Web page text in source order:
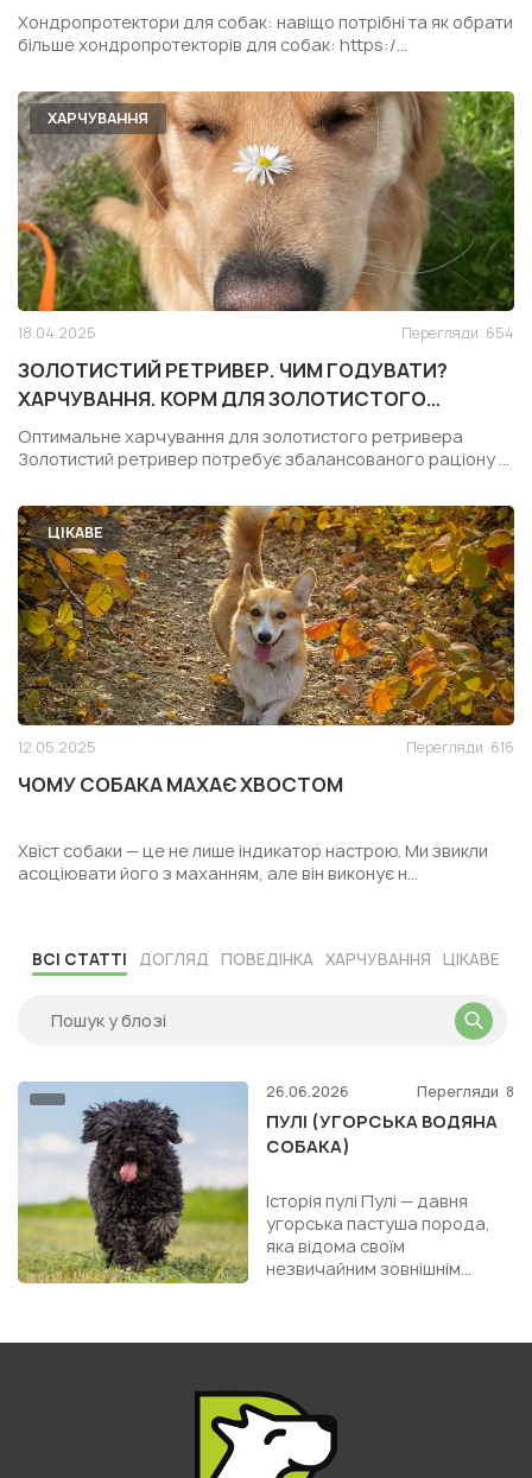
Хондропротектори для собак: навіщо потрібні та як обрати
більше хондропротекторів для собак: https:/...
ХАРЧУВАННЯ
18.04.2025 Перегляди 654
ЗОЛОТИСТИЙ РЕТРИВЕР. ЧИМ ГОДУВАТИ?
ХАРЧУВАННЯ. КОРМ ДЛЯ ЗОЛОТИСТОГО
РЕТРИВЕРА
Оптимальне харчування для золотистого ретривера
Золотистий ретривер потребує збалансованого раціону ...
ЦІКАВЕ
12.05.2025 Перегляди 616
ЧОМУ СОБАКА МАХАЄ ХВОСТОМ
Хвіст собаки — це не лише індикатор настрою. Ми звикли
асоціювати його з маханням, але він виконує н...
ВСІ СТАТТІ ДОГЛЯД ПОВЕДІНКА ХАРЧУВАННЯ ЦІКАВЕ
26.06.2026 Перегляди 8
ПУЛІ (УГОРСЬКА ВОДЯНА
СОБАКА)
Історія пулі Пулі — давня
угорська пастуша порода,
яка відома своїм
незвичайним зовнішнім